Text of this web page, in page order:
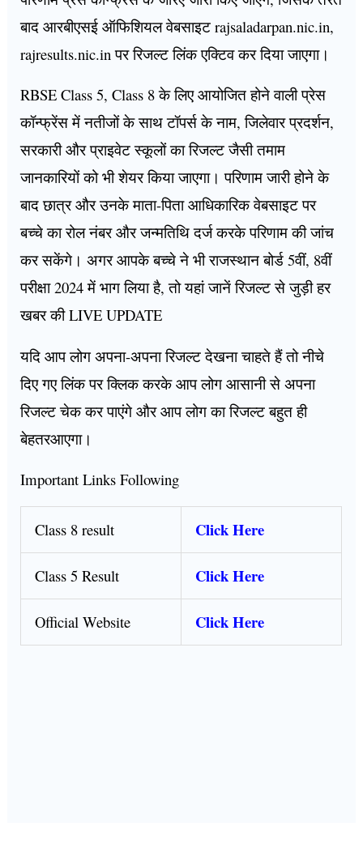
बाद आरबीएसई ऑफिशियल वेबसाइट rajsaladarpan.nic.in,
rajresults.nic.in पर रिजल्ट लिंक एक्टिव कर दिया जाएगा।
RBSE Class 5, Class 8 के लिए आयोजित होने वाली प्रेस
कॉन्फ्रेंस में नतीजों के साथ टॉपर्स के नाम, जिलेवार प्रदर्शन,
सरकारी और प्राइवेट स्कूलों का रिजल्ट जैसी तमाम
जानकारियों को भी शेयर किया जाएगा। परिणाम जारी होने के
बाद छात्र और उनके माता-पिता आधिकारिक वेबसाइट पर
बच्चे का रोल नंबर और जन्मतिथि दर्ज करके परिणाम की जांच
कर सकेंगे। अगर आपके बच्चे ने भी राजस्थान बोर्ड 5वीं, 8वीं
परीक्षा 2024 में भाग लिया है, तो यहां जानें रिजल्ट से जुड़ी हर
खबर की LIVE UPDATE
यदि आप लोग अपना-अपना रिजल्ट देखना चाहते हैं तो नीचे
दिए गए लिंक पर क्लिक करके आप लोग आसानी से अपना
रिजल्ट चेक कर पाएंगे और आप लोग का रिजल्ट बहुत ही
बेहतरआएगा।
Important Links Following
Class 8 result Click Here
Class 5 Result Click Here
Official Website Click Here